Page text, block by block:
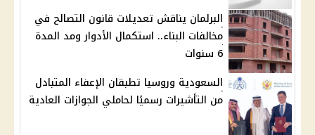
البرلمان يناقش تعديلات قانون التصالح في
مخالفات البناء.. استكمال الأدوار ومد المدة
6 سنوات
السعودية وروسيا تطبقان الإعفاء المتبادل
من التأشيرات رسميًا لحاملي الجوازات العادية